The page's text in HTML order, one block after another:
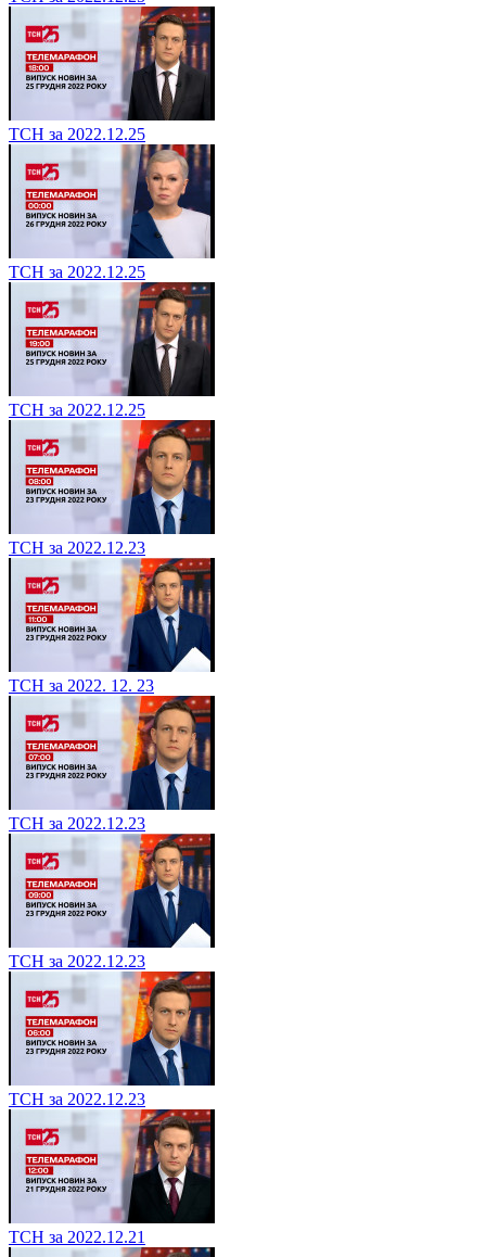
ТСН за 2022.12.25
ТСН за 2022.12.25
ТСН за 2022.12.25
ТСН за 2022.12.23
ТСН за 2022. 12. 23
ТСН за 2022.12.23
ТСН за 2022.12.23
ТСН за 2022.12.23
ТСН за 2022.12.21